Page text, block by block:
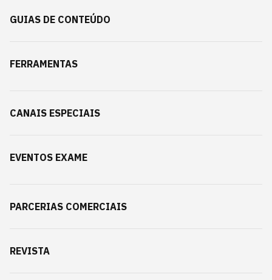
GUIAS DE CONTEÚDO
FERRAMENTAS
CANAIS ESPECIAIS
EVENTOS EXAME
PARCERIAS COMERCIAIS
REVISTA